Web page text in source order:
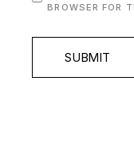
BROWSER FOR
SUBMIT